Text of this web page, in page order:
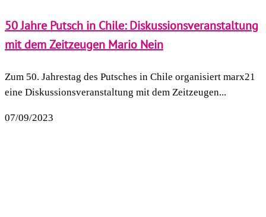
50 Jahre Putsch in Chile: Diskussionsveranstaltung
mit dem Zeitzeugen Mario Nein
Zum 50. Jahrestag des Putsches in Chile organisiert marx21
eine Diskussionsveranstaltung mit dem Zeitzeugen...
07/09/2023